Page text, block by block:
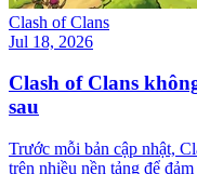
Clash of Clans
Jul 18, 2026
Clash of Clans
sau
Trước mỗi bản cập nhật,
trên nhiều nền tảng để